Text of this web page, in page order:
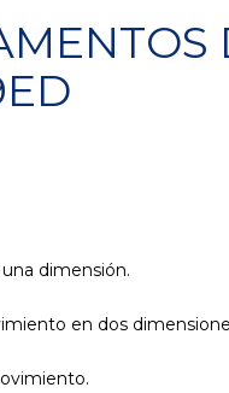
dimensión.
en dos